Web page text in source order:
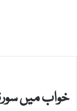
خواب میں